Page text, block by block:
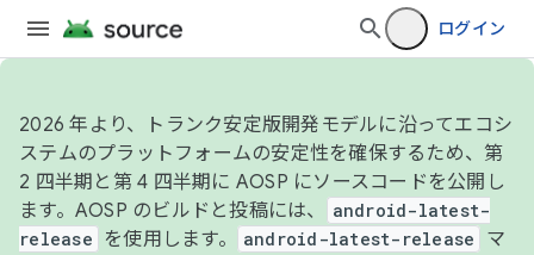
ログイン
2026 年より、トランク安定版開発モデルに沿ってエコシ
ステムのプラットフォームの安定性を確保するため、第
2 四半期と第 4 四半期に AOSP にソースコードを公開し
ます。AOSP のビルドと投稿には、
android-latest-
release
を使用します。 android-latest-release
マ